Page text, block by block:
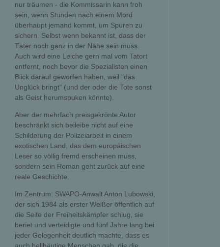
nur träumen - die Kommissarin kann froh
sein, wenn Stunden nach einem Mord
überhaupt jemand kommt, um Spuren zu
sichern. Selbst wenn bekannt ist, dass der
Täter noch ganz in der Nähe sein muss.
Auch wird eine Leiche gern mal vom Tatort
entfernt, noch bevor die Spezialisten einen
Blick darauf geworfen haben, weil "das
Unglück bringt" (und der oder die Tote sonst
als Geist herumspuken könnte).
Aber der mehrfach preisgekrönte Autor
beschränkt sich beileibe nicht auf eine
Schilderung der Polizeiarbeit in einem
exotischen Land, das dem europäischen
Leser so völlig fremd erscheinen muss,
sondern sein Roman geht zurück auf eine
reale Geschichte.
Im Zentrum: SWAPO-Anwalt Anton Lubowski,
der sich 1984 als erster Weißer öffentlich auf
die Seite der Freiheitskämpfer schlug, sie
beriet und verteidigte und fünf Jahre lang bei
jeder Gelegenheit deutlich machte, dass es